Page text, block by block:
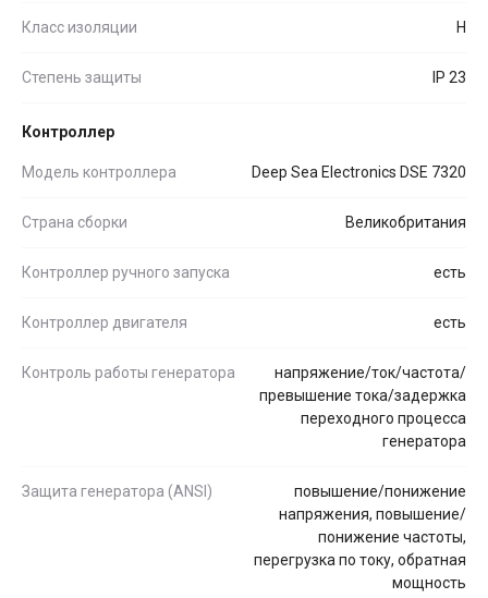
Класс изоляции H
Степень защиты IP 23
Контроллер
Модель контроллера Deep Sea Electronics DSE 7320
Страна сборки Великобритания
Контроллер ручного запуска есть
Контроллер двигателя есть
Контроль работы генератора
напряжение/ток/частота/
превышение тока/задержка
переходного процесса
генератора
Защита генератора (ANSI)
повышение/понижение
напряжения, повышение/
понижение частоты,
перегрузка по току, обратная
мощность